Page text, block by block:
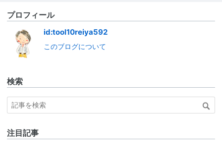
プロフィール
id:tool10reiya592
このブログについて
検索
注目記事